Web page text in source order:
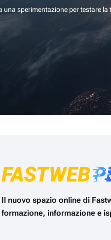
sperimentazione per testare la
Il nuovo spazio online di
formazione, informazione e